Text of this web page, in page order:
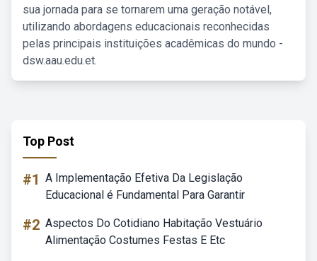
sua jornada para se tornarem uma geração notável,
utilizando abordagens educacionais reconhecidas
pelas principais instituições acadêmicas do mundo -
dsw.aau.edu.et.
Top Post
#1 A Implementação Efetiva Da Legislação
Educacional é Fundamental Para Garantir
#2 Aspectos Do Cotidiano Habitação Vestuário
Alimentação Costumes Festas E Etc